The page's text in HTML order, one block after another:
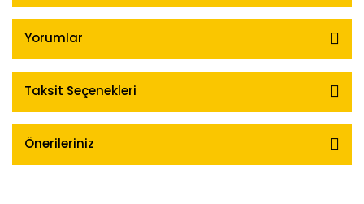
Yorumlar
Taksit Seçenekleri
Önerileriniz